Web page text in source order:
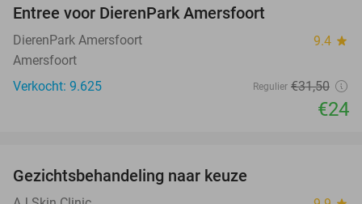
Entree voor DierenPark Amersfoort
DierenPark Amersfoort 9.4 star
Amersfoort
Verkocht: 9.625
Regulier €31,50
€24
Gezichtsbehandeling naar keuze